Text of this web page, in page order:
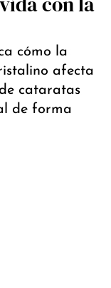
cómo la
afecta
cataratas
de forma